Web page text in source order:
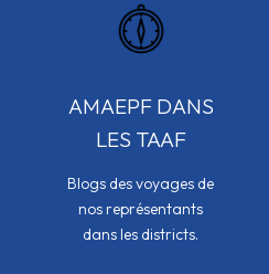
AMAEPF DANS
LES TAAF
Blogs des voyages de
nos représentants
dans les districts.